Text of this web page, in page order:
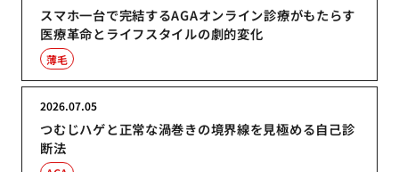
スマホ一台で完結するAGAオンライン診療がもたらす
医療革命とライフスタイルの劇的変化
薄毛
つむじハゲと正常な渦巻きの境界線を見極める自己診
断法
2026.07.05